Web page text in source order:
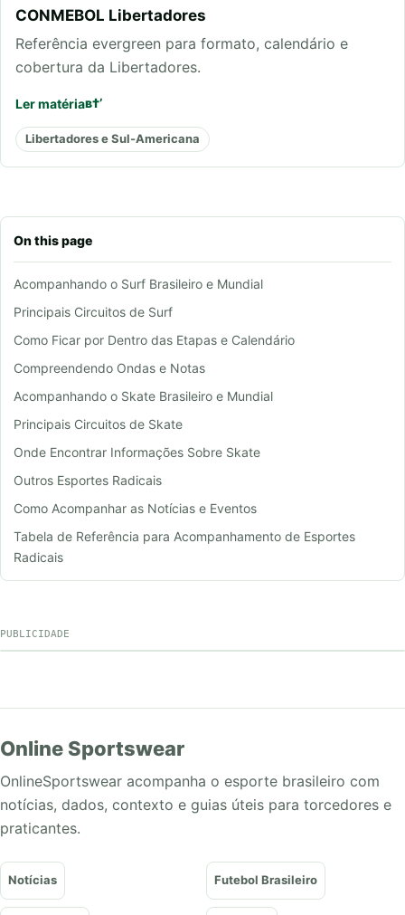
On this page
Acompanhando o Surf Brasileiro e Mundial
Principais Circuitos de Surf
Como Ficar por Dentro das Etapas e Calendário
Compreendendo Ondas e Notas
Acompanhando o Skate Brasileiro e Mundial
Principais Circuitos de Skate
Onde Encontrar Informações Sobre Skate
Outros Esportes Radicais
Como Acompanhar as Notícias e Eventos
Tabela de Referência para Acompanhamento de Esportes
Radicais
CONMEBOL Libertadores
Referência evergreen para formato, calendário e
cobertura da Libertadores.
Ler matéria
Libertadores e Sul-Americana
PUBLICIDADE
Online Sportswear
OnlineSportswear acompanha o esporte brasileiro com
notícias, dados, contexto e guias úteis para torcedores e
praticantes.
Notícias Futebol Brasileiro